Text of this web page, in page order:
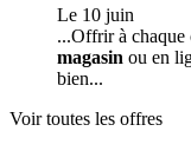
Le 10 juin
...Offrir à chaque
magasin ou en
bien...
Voir toutes les offres